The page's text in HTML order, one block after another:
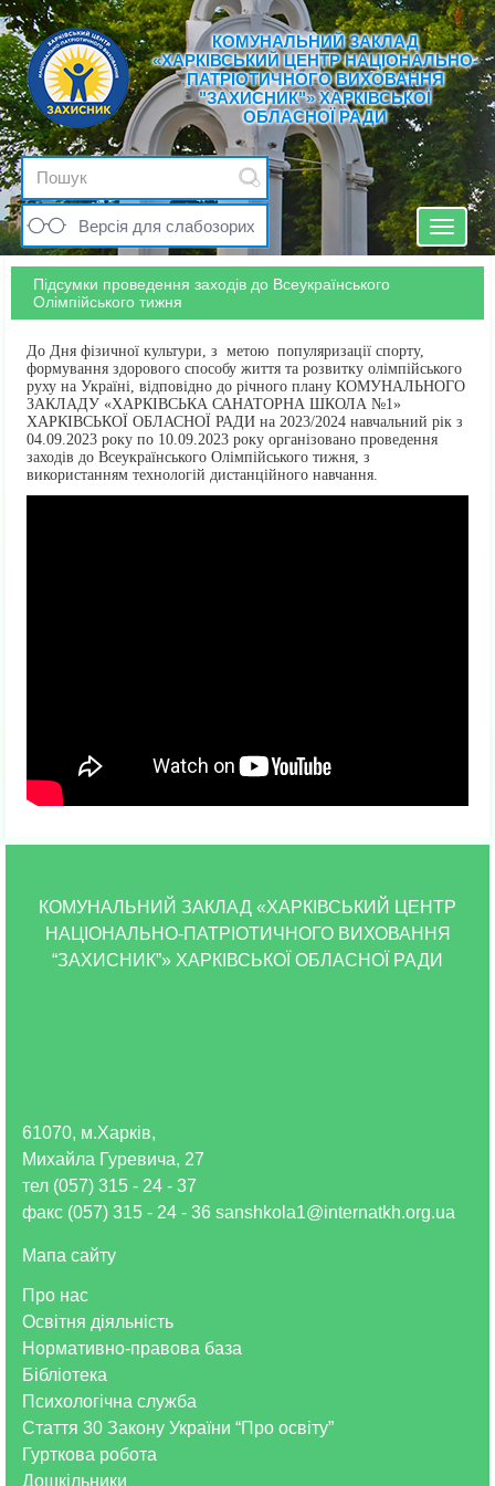
КОМУНАЛЬНИЙ ЗАКЛАД
«ХАРКІВСЬКИЙ ЦЕНТР НАЦІОНАЛЬНО-
ПАТРІОТИЧНОГО ВИХОВАННЯ
"ЗАХИСНИК"» ХАРКІВСЬКОЇ
ОБЛАСНОЇ РАДИ
Версія для слабозорих
Toggle
Підсумки проведення заходів до Всеукраїнського
Олімпійського тижня
До Дня фізичної культури, з метою популяризації спорту,
формування здорового способу життя та розвитку олімпійського
руху на Україні, відповідно до річного плану КОМУНАЛЬНОГО
ЗАКЛАДУ «ХАРКІВСЬКА САНАТОРНА ШКОЛА №1»
ХАРКІВСЬКОЇ ОБЛАСНОЇ РАДИ на 2023/2024 навчальний рік з
04.09.2023 року по 10.09.2023 року організовано проведення
заходів до Всеукраїнського Олімпійського тижня, з
використанням технологій дистанційного навчання.
КОМУНАЛЬНИЙ ЗАКЛАД «ХАРКІВСЬКИЙ ЦЕНТР
НАЦІОНАЛЬНО-ПАТРІОТИЧНОГО ВИХОВАННЯ
“ЗАХИСНИК”» ХАРКІВСЬКОЇ ОБЛАСНОЇ РАДИ
Про нас
Освітня діяльність
Нормативно-правова база
Бібліотека
Психологічна служба
Стаття 30 Закону України “Про освіту”
Гурткова робота
Дошкільники
61070, м.Харків,
Михайла Гуревича, 27
тел (057) 315 - 24 - 37
факс (057) 315 - 24 - 36 sanshkola1@internatkh.org.ua
Мапа сайту